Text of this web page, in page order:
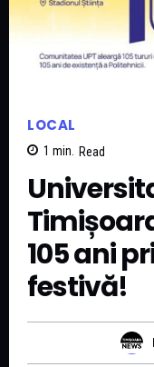
LOCAL
1 min. Read
105 ani
festivă!